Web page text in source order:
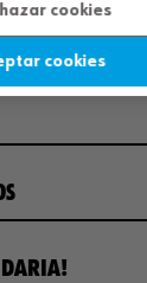
cookies
cookies